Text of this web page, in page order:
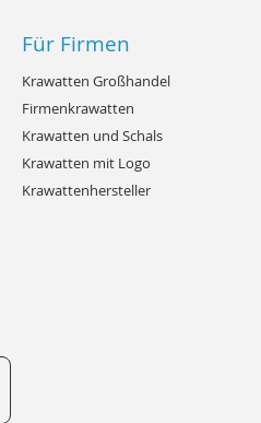
Für Firmen
Krawatten Großhandel
Firmenkrawatten
Krawatten und Schals
Krawatten mit Logo
Krawattenhersteller